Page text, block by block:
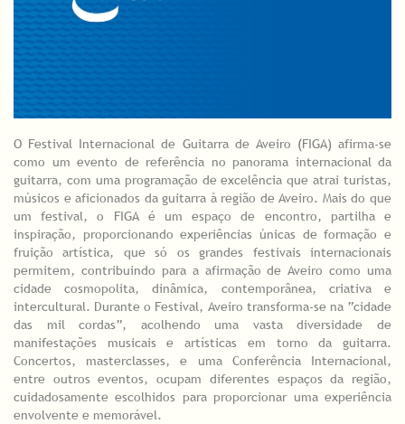
O Festival Internacional de Guitarra de Aveiro (FIGA) afirma-se
como um evento de referência no panorama internacional da
guitarra, com uma programação de excelência que atrai turistas,
músicos e aficionados da guitarra à região de Aveiro. Mais do que
um festival, o FIGA é um espaço de encontro, partilha e
inspiração, proporcionando experiências únicas de formação e
fruição artística, que só os grandes festivais internacionais
permitem, contribuindo para a afirmação de Aveiro como uma
cidade cosmopolita, dinâmica, contemporânea, criativa e
intercultural. Durante o Festival, Aveiro transforma-se na “cidade
das mil cordas”, acolhendo uma vasta diversidade de
manifestações musicais e artísticas em torno da guitarra.
Concertos, masterclasses, e uma Conferência Internacional,
entre outros eventos, ocupam diferentes espaços da região,
cuidadosamente escolhidos para proporcionar uma experiência
envolvente e memorável.